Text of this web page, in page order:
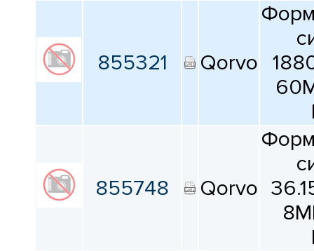
855321 Qorvo
855748 Qorvo